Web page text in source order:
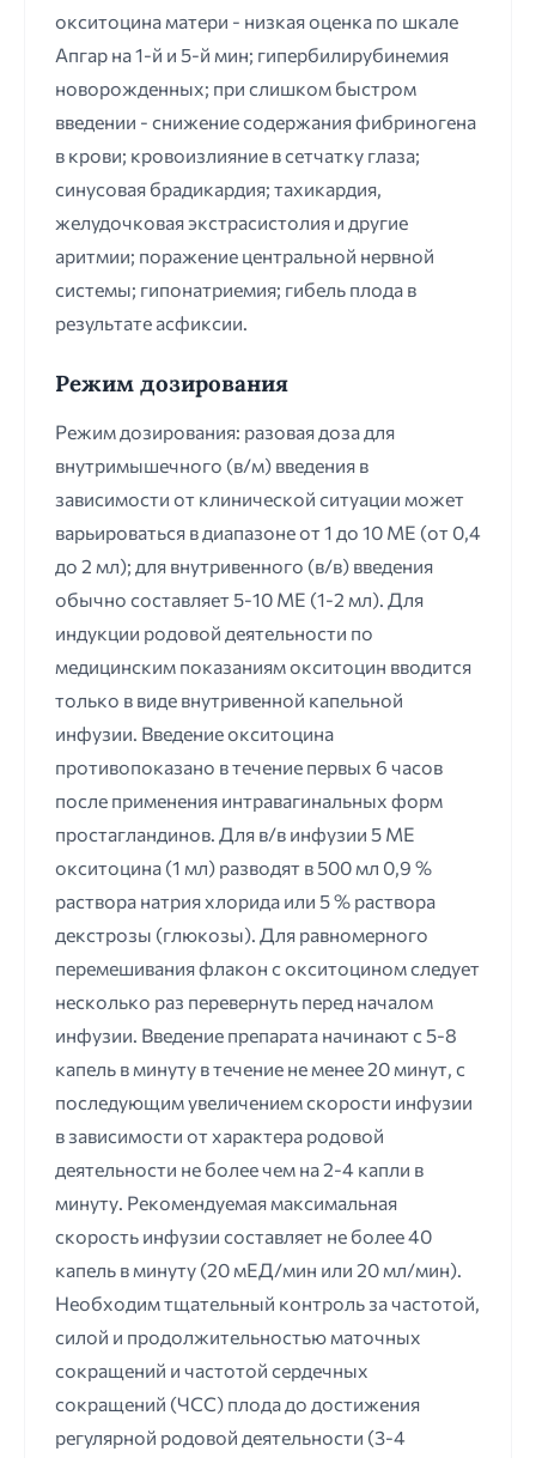
окситоцина матери - низкая оценка по шкале
Апгар на 1-й и 5-й мин; гипербилирубинемия
новорожденных; при слишком быстром
введении - снижение содержания фибриногена
в крови; кровоизлияние в сетчатку глаза;
синусовая брадикардия; тахикардия,
желудочковая экстрасистолия и другие
аритмии; поражение центральной нервной
системы; гипонатриемия; гибель плода в
результате асфиксии.
Режим дозирования
Режим дозирования: разовая доза для
внутримышечного (в/м) введения в
зависимости от клинической ситуации может
варьироваться в диапазоне от 1 до 10 ME (от 0,4
до 2 мл); для внутривенного (в/в) введения
обычно составляет 5-10 ME (1-2 мл). Для
индукции родовой деятельности по
медицинским показаниям окситоцин вводится
только в виде внутривенной капельной
инфузии. Введение окситоцина
противопоказано в течение первых 6 часов
после применения интравагинальных форм
простагландинов. Для в/в инфузии 5 ME
окситоцина (1 мл) разводят в 500 мл 0,9 %
раствора натрия хлорида или 5 % раствора
декстрозы (глюкозы). Для равномерного
перемешивания флакон с окситоцином следует
несколько раз перевернуть перед началом
инфузии. Введение препарата начинают с 5-8
капель в минуту в течение не менее 20 минут, с
последующим увеличением скорости инфузии
в зависимости от характера родовой
деятельности не более чем на 2-4 капли в
минуту. Рекомендуемая максимальная
скорость инфузии составляет не более 40
капель в минуту (20 мЕД/мин или 20 мл/мин).
Необходим тщательный контроль за частотой,
силой и продолжительностью маточных
сокращений и частотой сердечных
сокращений (ЧСС) плода до достижения
регулярной родовой деятельности (3-4